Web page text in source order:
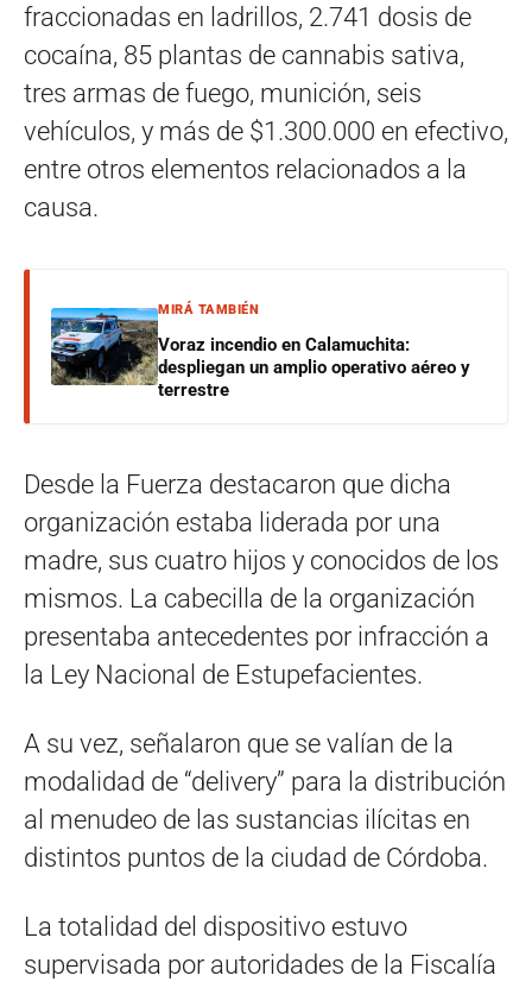
fraccionadas en ladrillos, 2.741 dosis de
cocaína, 85 plantas de cannabis sativa,
tres armas de fuego, munición, seis
vehículos, y más de $1.300.000 en efectivo,
entre otros elementos relacionados a la
causa.
MIRÁ TAMBIÉN
Voraz incendio en Calamuchita:
despliegan un amplio operativo aéreo y
terrestre
Desde la Fuerza destacaron que dicha
organización estaba liderada por una
madre, sus cuatro hijos y conocidos de los
mismos. La cabecilla de la organización
presentaba antecedentes por infracción a
la Ley Nacional de Estupefacientes.
A su vez, señalaron que se valían de la
modalidad de “delivery” para la distribución
al menudeo de las sustancias ilícitas en
distintos puntos de la ciudad de Córdoba.
La totalidad del dispositivo estuvo
supervisada por autoridades de la Fiscalía